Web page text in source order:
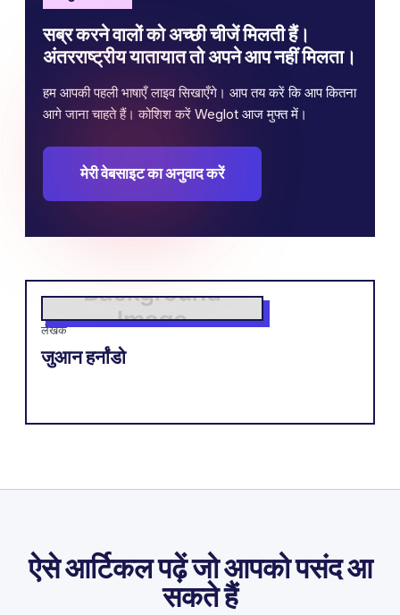
सब्र करने वालों को अच्छी चीजें मिलती हैं।
अंतरराष्ट्रीय यातायात तो अपने आप नहीं मिलता।
हम आपकी पहली भाषाएँ लाइव सिखाएँगे। आप तय करें कि आप कितना
आगे जाना चाहते हैं। कोशिश करें Weglot आज मुफ्त में।
मेरी वेबसाइट का अनुवाद करें
लेखक
जुआन हर्नांडो
ऐसे आर्टिकल पढ़ें जो आपको पसंद आ
सकते हैं